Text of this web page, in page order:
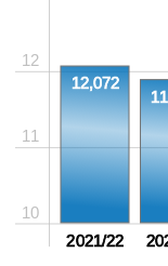
10
11
12
12,072
2021/22